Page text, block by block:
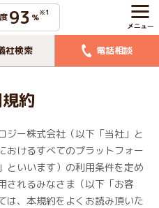
93 %※1
社検索 電話相談
約
ジー株式会社（以下「当社」と
おけるすべてのプラットフォー
といいます）の利用条件を定め
されるみなさま（以下「お客
は、本規約をよくお読み頂いた